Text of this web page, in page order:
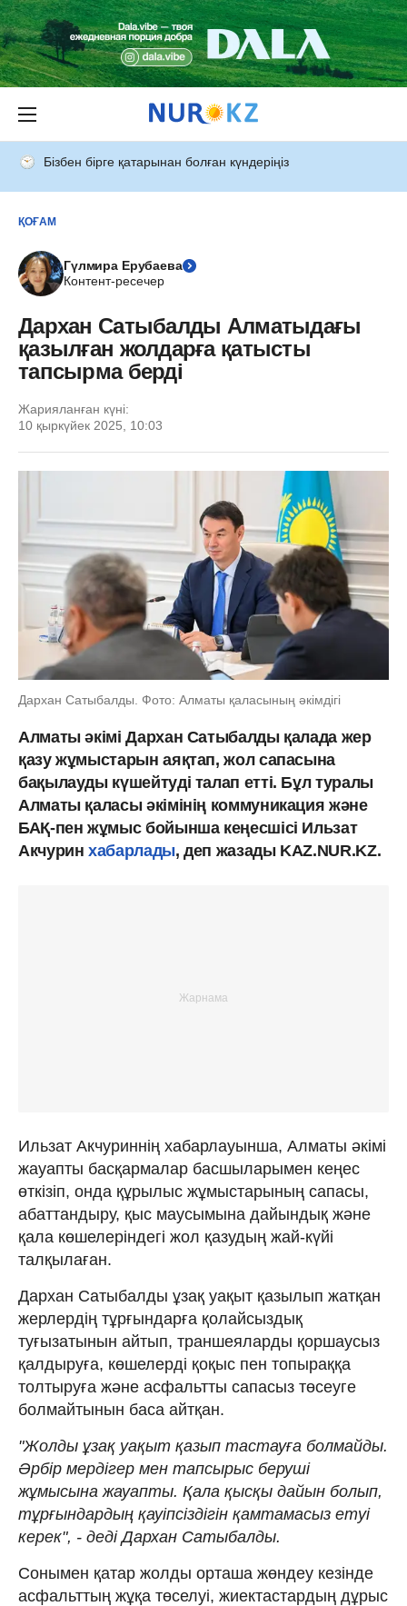
Бізбен бірге қатарынан болған күндеріңіз
ҚОҒАМ
Гүлмира Ерубаева
Контент-ресечер
Дархан Сатыбалды Алматыдағы
қазылған жолдарға қатысты
тапсырма берді
Жарияланған күні:
10 қыркүйек 2025, 10:03
Дархан Сатыбалды. Фото: Алматы қаласының әкімдігі
Алматы әкімі Дархан Сатыбалды қалада жер
қазу жұмыстарын аяқтап, жол сапасына
бақылауды күшейтуді талап етті. Бұл туралы
Алматы қаласы әкімінің коммуникация және
БАҚ-пен жұмыс бойынша кеңесшісі Ильзат
Акчуринхабарлады, деп жазады KAZ.NUR.KZ.
Ильзат Акчуриннің хабарлауынша, Алматы әкімі
жауапты басқармалар басшыларымен кеңес
өткізіп, онда құрылыс жұмыстарының сапасы,
абаттандыру, қыс маусымына дайындық және
қала көшелеріндегі жол қазудың жай-күйі
талқылаған.
Дархан Сатыбалды ұзақ уақыт қазылып жатқан
жерлердің тұрғындарға қолайсыздық
туғызатынын айтып, траншеяларды қоршаусыз
қалдыруға, көшелерді қоқыс пен топыраққа
толтыруға және асфальтты сапасыз төсеуге
болмайтынын баса айтқан.
"Жолды ұзақ уақыт қазып тастауға болмайды.
Әрбір мердігер мен тапсырыс беруші
жұмысына жауапты. Қала қысқы дайын болып,
тұрғындардың қауіпсіздігін қамтамасыз етуі
керек", - деді Дархан Сатыбалды.
Сонымен қатар жолды орташа жөндеу кезінде
асфальттың жұқа төселуі, жиектастардың дұрыс